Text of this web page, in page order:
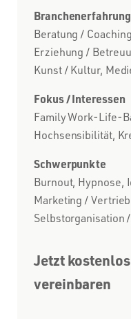
Branchenerfahrung
Beratung /
Erziehung /
Kunst / Kultur,
Fokus / Interessen
Family Work-Life-
Hochsensibilität,
Schwerpunkte
Burnout, Hypnose,
Marketing /
Selbstorganisation
Jetzt
vereinbaren